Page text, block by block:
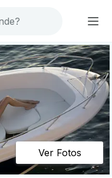
Ver Fotos